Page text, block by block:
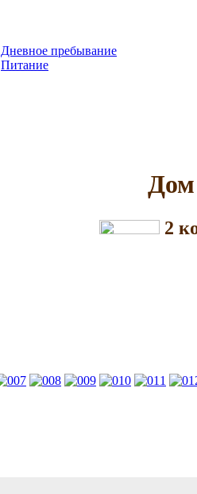
Дневное пребывание
Питание
Дом
2